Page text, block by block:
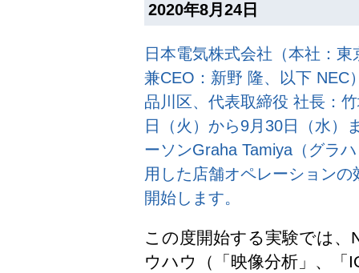
2020年8月24日
日本電気株式会社（本社：
兼CEO：新野 隆、以下 NEC
品川区、代表取締役 社長：
日（火）から9月30日（水）
ーソンGraha Tamiya（グラ
用した店舗オペレーション
開始します。
この度開始する実験では
ウハウ（「映像分析」、